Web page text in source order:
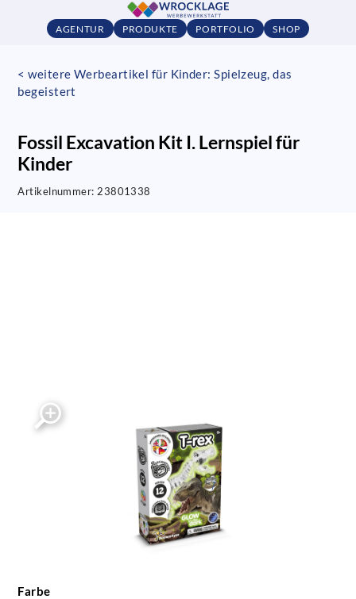
AGENTUR PRODUKTE PORTFOLIO SHOP
< weitere Werbeartikel für Kinder: Spielzeug, das
begeistert
Fossil Excavation Kit I. Lernspiel für
Kinder
Artikelnummer: 23801338
Farbe